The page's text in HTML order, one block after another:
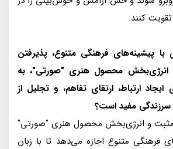
تقویت کنند.
با پیشینه‌های فرهنگی متنوع، پذیرفتن
انرژی‌بخش محصول هنری "صورتی"، به
ارتباط، ارتقای تفاهم، و تجلیل از
مفید است؟
مثبت و انرژی‌بخش محصول هنری "صورتی"
فرهنگی متنوع اجازه می‌دهد تا با زبان